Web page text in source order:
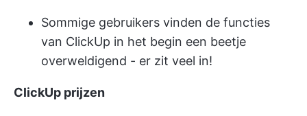
Sommige gebruikers vinden de functies
van ClickUp in het begin een beetje
overweldigend - er zit veel in!
ClickUp prijzen